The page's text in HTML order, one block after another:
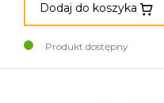
Dodaj do koszyka
Produkt dostępny